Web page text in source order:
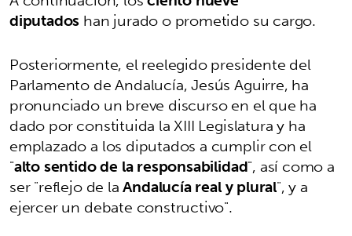
diputados han jurado o prometido su cargo.
Posteriormente, el reelegido presidente del
Parlamento de Andalucía, Jesús Aguirre, ha
pronunciado un breve discurso en el que ha
dado por constituida la XIII Legislatura y ha
emplazado a los diputados a cumplir con el
"alto sentido de la responsabilidad", así como a
ser "reflejo de laAndalucía real y plural", y a
ejercer un debate constructivo".